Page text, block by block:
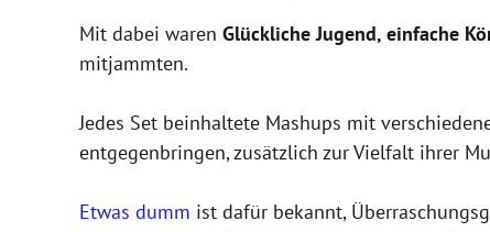
Mit dabei waren Glückliche Jugend, einfache
mitjammten.
Jedes Set beinhaltete Mashups mit
entgegenbringen, zusätzlich zur Vielfalt ihrer
Etwas dumm ist dafür bekannt,